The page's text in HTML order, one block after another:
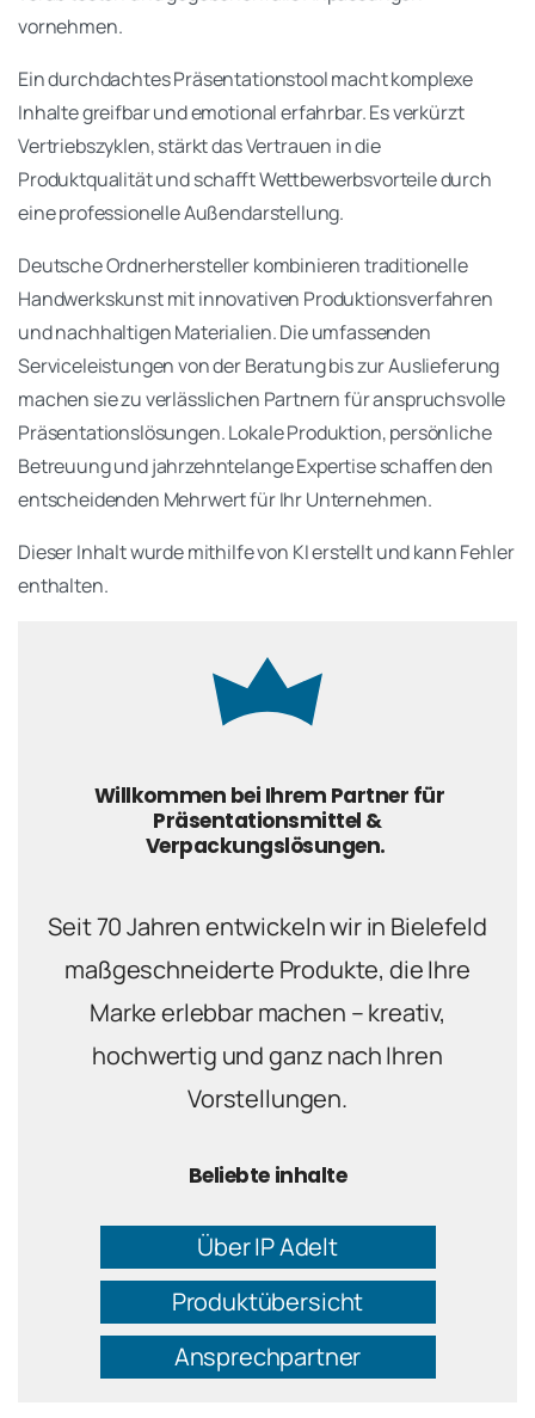
vornehmen.
Ein durchdachtes Präsentationstool macht komplexe
Inhalte greifbar und emotional erfahrbar. Es verkürzt
Vertriebszyklen, stärkt das Vertrauen in die
Produktqualität und schafft Wettbewerbsvorteile durch
eine professionelle Außendarstellung.
Deutsche Ordnerhersteller kombinieren traditionelle
Handwerkskunst mit innovativen Produktionsverfahren
und nachhaltigen Materialien. Die umfassenden
Serviceleistungen von der Beratung bis zur Auslieferung
machen sie zu verlässlichen Partnern für anspruchsvolle
Präsentationslösungen. Lokale Produktion, persönliche
Betreuung und jahrzehntelange Expertise schaffen den
entscheidenden Mehrwert für Ihr Unternehmen.
Dieser Inhalt wurde mithilfe von KI erstellt und kann Fehler
enthalten.
Willkommen bei Ihrem Partner für
Präsentationsmittel &
Verpackungslösungen.
Seit 70 Jahren entwickeln wir in Bielefeld
maßgeschneiderte Produkte, die Ihre
Marke erlebbar machen – kreativ,
hochwertig und ganz nach Ihren
Vorstellungen.
Beliebte inhalte
Über IP Adelt
Produktübersicht
Ansprechpartner